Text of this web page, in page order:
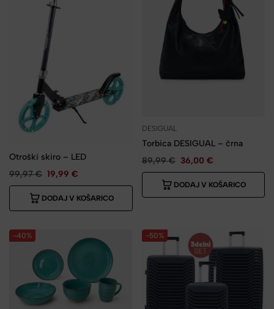
Otroški skiro – LED
99,97€ 19,99 €
DODAJ V KOŠARICO
DESIGUAL
Torbica DESIGUAL – črna
89,99€ 36,00 €
DODAJ V KOŠARICO
-40% -50%